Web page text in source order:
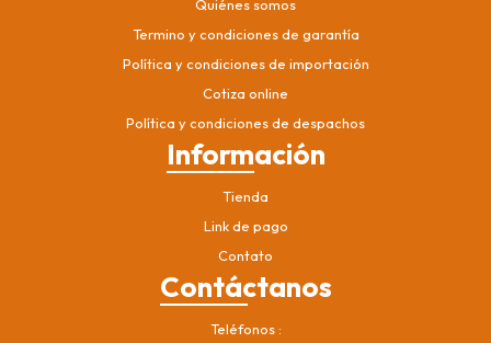
Quiénes somos
Termino y condiciones de garantía
Política y condiciones de importación
Cotiza online
Política y condiciones de despachos
Información
Tienda
Link de pago
Contato
Contáctanos
Teléfonos